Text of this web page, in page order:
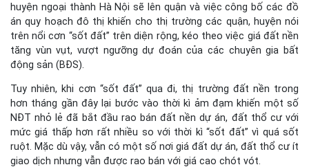
huyện ngoại thành Hà Nội sẽ lên quận và việc công bố các đồ
án quy hoạch đô thị khiến cho thị trường các quận, huyện nói
trên nổi cơn “sốt đất” trên diện rộng, kéo theo việc giá đất nền
tăng vùn vụt, vượt ngưỡng dự đoán của các chuyên gia bất
động sản (BĐS).
Tuy nhiên, khi cơn “sốt đất” qua đi, thị trường đất nền trong
hơn tháng gần đây lại bước vào thời kì ảm đạm khiến một số
NĐT nhỏ lẻ đã bắt đầu rao bán đất nền dự án, đất thổ cư với
mức giá thấp hơn rất nhiều so với thời kì “sốt đất” vì quá sốt
ruột. Mặc dù vậy, vẫn có một số nơi giá đất dự án, đất thổ cư ít
giao dịch nhưng vẫn được rao bán với giá cao chót vót.